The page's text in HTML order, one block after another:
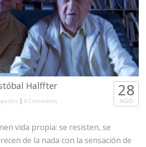
Halffter
| 0 Comments
28
AGO
vida propia: se resisten, se
de la nada con la sensación de